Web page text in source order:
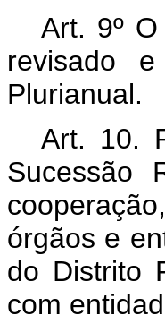
Art. 9º
revisado
Plurianual.
Art. 10.
Sucessão
órgãos e
do Distrito
com